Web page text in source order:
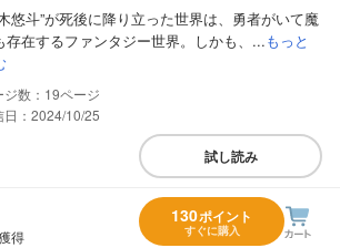
悠斗”が死後に降り立った世界は、勇者がいて魔
存在するファンタジー世界。しかも、...もっと
19
日：2024/10/25
試し読み
得
130ポイント
すぐに購入